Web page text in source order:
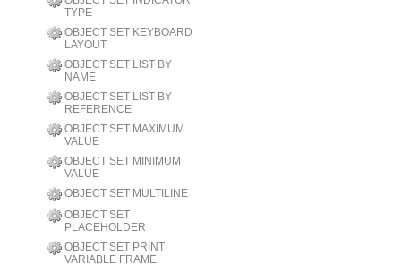
TYPE
OBJECT SET KEYBOARD
LAYOUT
OBJECT SET LIST BY
NAME
OBJECT SET LIST BY
REFERENCE
OBJECT SET MAXIMUM
VALUE
OBJECT SET MINIMUM
VALUE
OBJECT SET MULTILINE
OBJECT SET
PLACEHOLDER
OBJECT SET PRINT
VARIABLE FRAME